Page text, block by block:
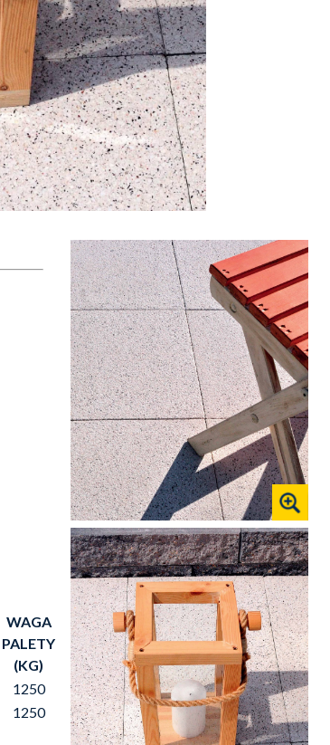
WAGA
PALETY
(KG)
1250
1250